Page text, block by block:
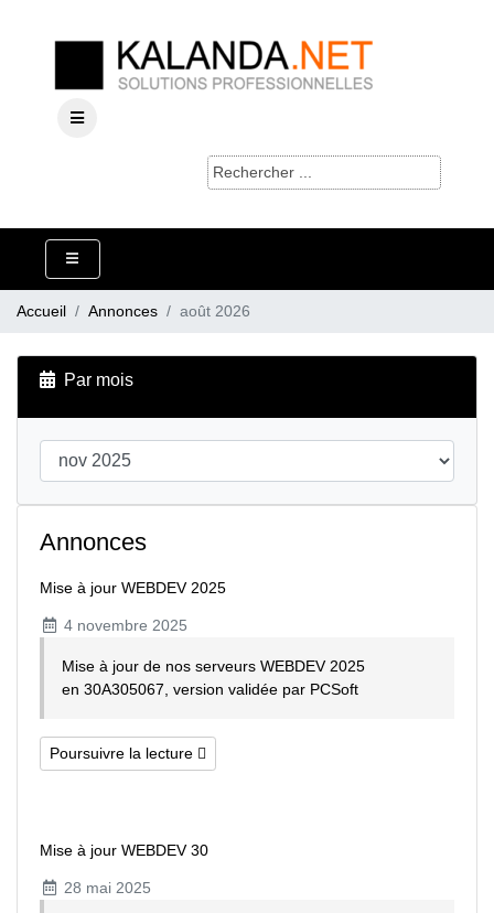
Accueil Annonces août 2026
Par mois
Annonces
Mise à jour WEBDEV 2025
4 novembre 2025
Mise à jour de nos serveurs WEBDEV 2025
en 30A305067, version validée par PCSoft
Poursuivre la lecture
Mise à jour WEBDEV 30
28 mai 2025